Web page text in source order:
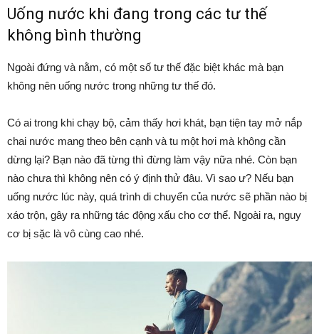
Uống nước khi đang trong các tư thế
không bình thường
Ngoài đứng và nằm, có một số tư thế đặc biệt khác mà bạn
không nên uống nước trong những tư thế đó.
Có ai trong khi chạy bộ, cảm thấy hơi khát, bạn tiện tay mở nắp
chai nước mang theo bên cạnh và tu một hơi mà không cần
dừng lại? Bạn nào đã từng thì đừng làm vậy nữa nhé. Còn bạn
nào chưa thì không nên có ý định thử đâu. Vì sao ư? Nếu bạn
uống nước lúc này, quá trình di chuyển của nước sẽ phần nào bị
xáo trộn, gây ra những tác động xấu cho cơ thể. Ngoài ra, nguy
cơ bị sặc là vô cùng cao nhé.